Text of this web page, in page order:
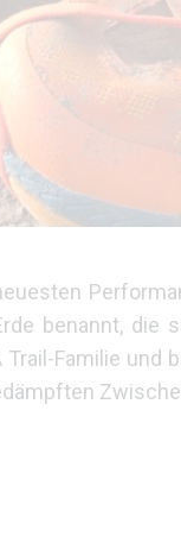
benannt, die
Familie